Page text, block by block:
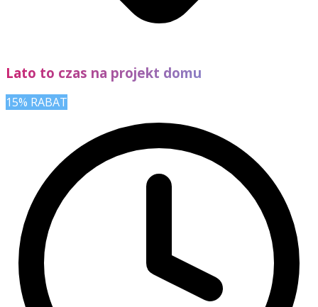
Lato to czas na projekt domu
15% RABAT